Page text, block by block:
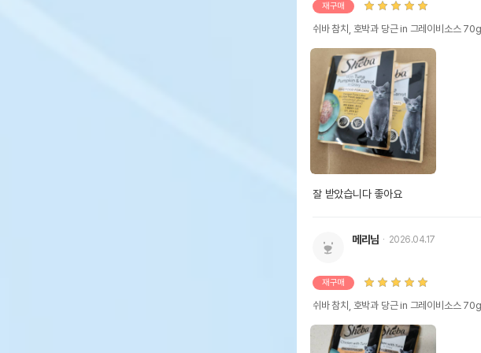
재구매
쉬바 참치, 호박과 당근 in 그레이비소스 70g
잘 받았습니다 좋아요
메리님 2026.04.17
재구매
쉬바 참치, 호박과 당근 in 그레이비소스 70g